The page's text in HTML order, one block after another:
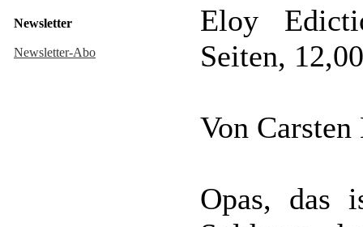
Newsletter
Newsletter-Abo
Eloy
Seiten,
Von
Opas, das